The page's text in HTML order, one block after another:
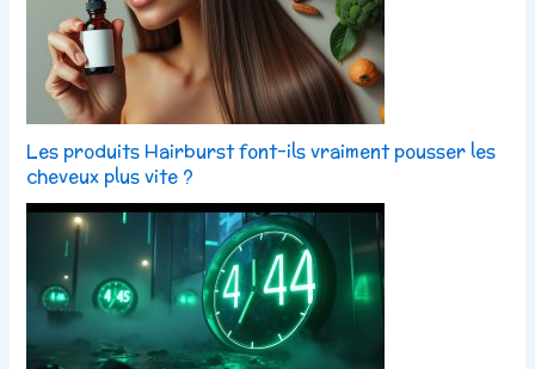
Les produits Hairburst font-ils vraiment pousser les
cheveux plus vite ?